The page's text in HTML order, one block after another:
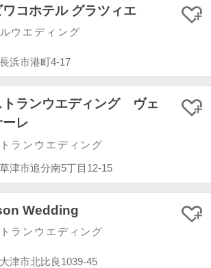
コホテル グラツィエ
ウエディング
浜市港町4-17
トランウエディング ヴェ
レ
ランウエディング
津市追分南5丁目12-15
Wedding
ランウエディング
津市北比良1039-45